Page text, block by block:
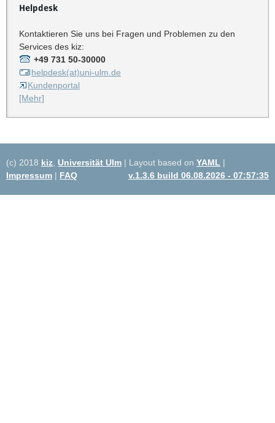
Helpdesk
Kontaktieren Sie uns bei Fragen und Problemen zu den
Services des kiz:
+49 731 50-30000
helpdesk(at)uni-ulm.de
Kundenportal
[Mehr]
(c) 2018 kiz Universität Ulm | Layout based on YAML |
Impressum | FAQ v.1.3.6 build 06.08.2026 - 07:57:35